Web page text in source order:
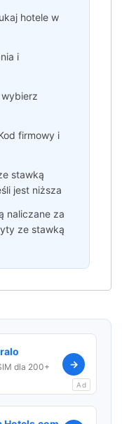
hotele w
i
firmowy i
stawką
jest niższa
naliczane za
ze stawką
dla 200+
→
Ad